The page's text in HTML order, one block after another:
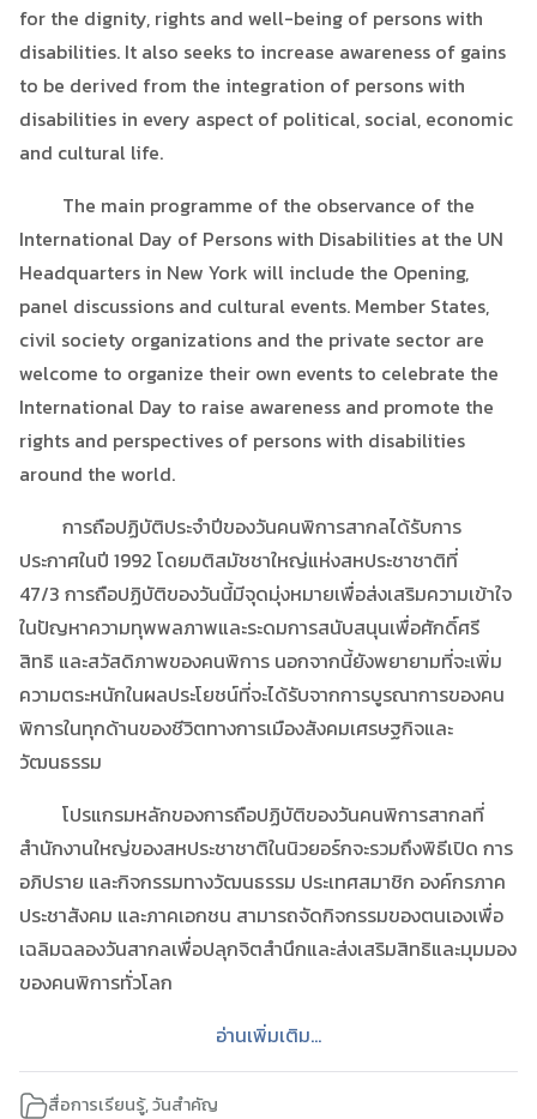
for the dignity, rights and well-being of persons with
disabilities. It also seeks to increase awareness of gains
to be derived from the integration of persons with
disabilities in every aspect of political, social, economic
and cultural life.
The main programme of the observance of the
International Day of Persons with Disabilities at the UN
Headquarters in New York will include the Opening,
panel discussions and cultural events. Member States,
civil society organizations and the private sector are
welcome to organize their own events to celebrate the
International Day to raise awareness and promote the
rights and perspectives of persons with disabilities
around the world.
การถือปฏิบัติประจำปีของวันคนพิการสากลได้รับการ
ประกาศในปี 1992 โดยมติสมัชชาใหญ่แห่งสหประชาชาติที่
47/3 การถือปฏิบัติของวันนี้มีจุดมุ่งหมายเพื่อส่งเสริมความเข้าใจ
ในปัญหาความทุพพลภาพและระดมการสนับสนุนเพื่อศักดิ์ศรี
สิทธิ และสวัสดิภาพของคนพิการ นอกจากนี้ยังพยายามที่จะเพิ่ม
ความตระหนักในผลประโยชน์ที่จะได้รับจากการบูรณาการของคน
พิการในทุกด้านของชีวิตทางการเมืองสังคมเศรษฐกิจและ
วัฒนธรรม
โปรแกรมหลักของการถือปฏิบัติของวันคนพิการสากลที่
สำนักงานใหญ่ของสหประชาชาติในนิวยอร์กจะรวมถึงพิธีเปิด การ
อภิปราย และกิจกรรมทางวัฒนธรรม ประเทศสมาชิก องค์กรภาค
ประชาสังคม และภาคเอกชน สามารถจัดกิจกรรมของตนเองเพื่อ
เฉลิมฉลองวันสากลเพื่อปลุกจิตสำนึกและส่งเสริมสิทธิและมุมมอง
ของคนพิการทั่วโลก
อ่านเพิ่มเติม...
สื่อการเรียนรู้,วันสำคัญ